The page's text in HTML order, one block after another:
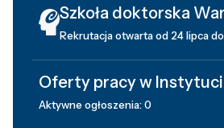
Szkoła doktorska
Rekrutacja otwarta od 24 lipca
Oferty pracy w
Aktywne ogłoszenia: 0